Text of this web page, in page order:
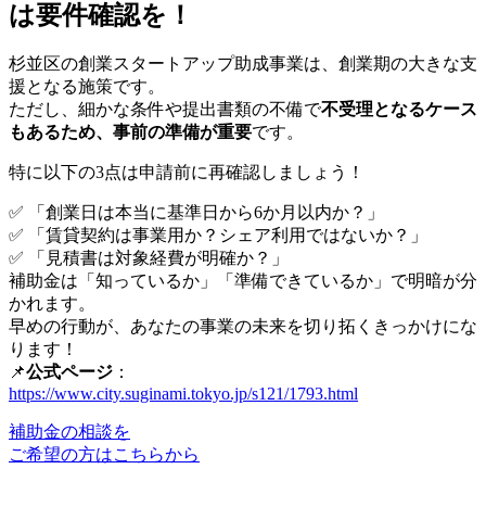
は要件確認を！
杉並区の創業スタートアップ助成事業は、創業期の大きな支
援となる施策です。
ただし、細かな条件や提出書類の不備で不受理となるケース
もあるため、事前の準備が重要です。
特に以下の3点は申請前に再確認しましょう！
✅ 「創業日は本当に基準日から6か月以内か？」
✅ 「賃貸契約は事業用か？シェア利用ではないか？」
✅ 「見積書は対象経費が明確か？」
補助金は「知っているか」「準備できているか」で明暗が分
かれます。
早めの行動が、あなたの事業の未来を切り拓くきっかけにな
ります！
📌公式ページ ：
https://www.city.suginami.tokyo.jp/s121/1793.html
補助金の相談を
ご希望の方はこちらから